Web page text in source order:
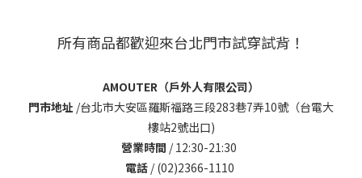
所有商品都歡迎來台北門市試穿試背！
AMOUTER（戶外人有限公司）
門市地址 /台北市大安區羅斯福路三段283巷7弄10號（台電大
樓站2號出口)
營業時間 / 12:30-21:30
電話 / (02)2366-1110